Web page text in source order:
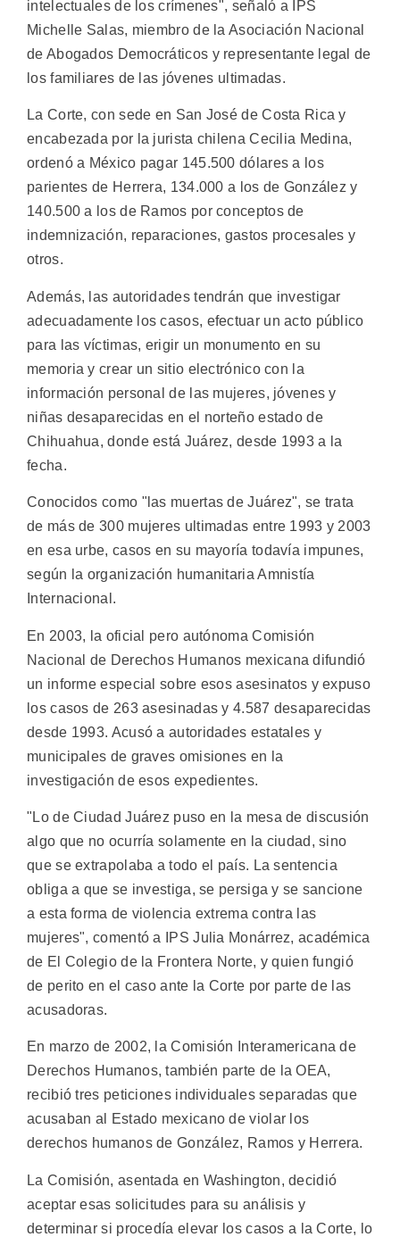
intelectuales de los crímenes", señaló a IPS
Michelle Salas, miembro de la Asociación Nacional
de Abogados Democráticos y representante legal de
los familiares de las jóvenes ultimadas.
La Corte, con sede en San José de Costa Rica y
encabezada por la jurista chilena Cecilia Medina,
ordenó a México pagar 145.500 dólares a los
parientes de Herrera, 134.000 a los de González y
140.500 a los de Ramos por conceptos de
indemnización, reparaciones, gastos procesales y
otros.
Además, las autoridades tendrán que investigar
adecuadamente los casos, efectuar un acto público
para las víctimas, erigir un monumento en su
memoria y crear un sitio electrónico con la
información personal de las mujeres, jóvenes y
niñas desaparecidas en el norteño estado de
Chihuahua, donde está Juárez, desde 1993 a la
fecha.
Conocidos como "las muertas de Juárez", se trata
de más de 300 mujeres ultimadas entre 1993 y 2003
en esa urbe, casos en su mayoría todavía impunes,
según la organización humanitaria Amnistía
Internacional.
En 2003, la oficial pero autónoma Comisión
Nacional de Derechos Humanos mexicana difundió
un informe especial sobre esos asesinatos y expuso
los casos de 263 asesinadas y 4.587 desaparecidas
desde 1993. Acusó a autoridades estatales y
municipales de graves omisiones en la
investigación de esos expedientes.
"Lo de Ciudad Juárez puso en la mesa de discusión
algo que no ocurría solamente en la ciudad, sino
que se extrapolaba a todo el país. La sentencia
obliga a que se investiga, se persiga y se sancione
a esta forma de violencia extrema contra las
mujeres", comentó a IPS Julia Monárrez, académica
de El Colegio de la Frontera Norte, y quien fungió
de perito en el caso ante la Corte por parte de las
acusadoras.
En marzo de 2002, la Comisión Interamericana de
Derechos Humanos, también parte de la OEA,
recibió tres peticiones individuales separadas que
acusaban al Estado mexicano de violar los
derechos humanos de González, Ramos y Herrera.
La Comisión, asentada en Washington, decidió
aceptar esas solicitudes para su análisis y
determinar si procedía elevar los casos a la Corte, lo